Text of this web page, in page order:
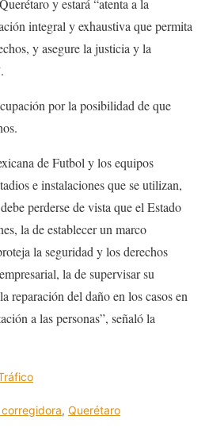
y estará “atenta a la
integral y exhaustiva que permita
y asegure la justicia y la
por la posibilidad de que
de Futbol y los equipos
e instalaciones que se utilizan,
perderse de vista que el Estado
la de establecer un marco
la seguridad y los derechos
la de supervisar su
reparación del daño en los casos en
a las personas”, señaló la
, Querétaro